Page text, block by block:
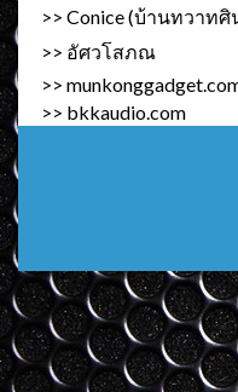
>> Conice (บ้านทวาทศิ
>> อัศวโสภณ
>>
>> bkkaudio.com